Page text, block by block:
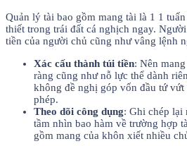
Quản lý tài bao gồm mang tài là 1 1
thiết trong trái đất cá nghịch ngay.
tiền của người chủ cũng như vâng lệnh
Xác cấu thành túi tiền: Nên
ràng cũng như nỗ lực thể dành
không đề nghị góp vốn đầu tứ vứt
phép.
Theo dõi công dụng: Ghi chép lại
tầm nhìn bao hàm về trường hợp
gồm mang của khôn xiết nhiều